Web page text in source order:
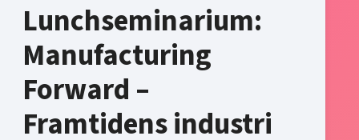
Lunchseminarium:
Manufacturing
Forward –
Framtidens industri